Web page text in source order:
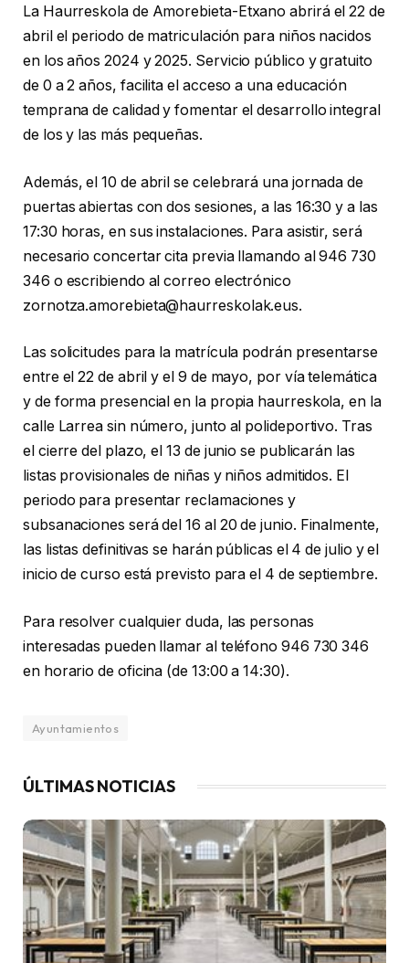
La Haurreskola de Amorebieta-Etxano abrirá el 22 de
abril el periodo de matriculación para niños nacidos
en los años 2024 y 2025. Servicio público y gratuito
de 0 a 2 años, facilita el acceso a una educación
temprana de calidad y fomentar el desarrollo integral
de los y las más pequeñas.
Además, el 10 de abril se celebrará una jornada de
puertas abiertas con dos sesiones, a las 16:30 y a las
17:30 horas, en sus instalaciones. Para asistir, será
necesario concertar cita previa llamando al 946 730
346 o escribiendo al correo electrónico
zornotza.amorebieta@haurreskolak.eus.
Las solicitudes para la matrícula podrán presentarse
entre el 22 de abril y el 9 de mayo, por vía telemática
y de forma presencial en la propia haurreskola, en la
calle Larrea sin número, junto al polideportivo. Tras
el cierre del plazo, el 13 de junio se publicarán las
listas provisionales de niñas y niños admitidos. El
periodo para presentar reclamaciones y
subsanaciones será del 16 al 20 de junio. Finalmente,
las listas definitivas se harán públicas el 4 de julio y el
inicio de curso está previsto para el 4 de septiembre.
Para resolver cualquier duda, las personas
interesadas pueden llamar al teléfono 946 730 346
en horario de oficina (de 13:00 a 14:30).
Ayuntamientos
ÚLTIMAS NOTICIAS